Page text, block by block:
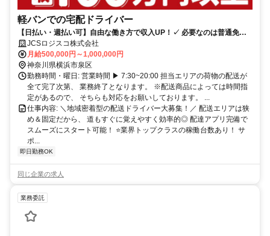
軽バンでの宅配ドライバー
【日払い・週払い可】自由な働き方で収入UP！✓ 必要なのは普通免許
だけ！未経験から月収100万円オーバー多数 ◎高月収！社宅あり
JCSロジスコ株式会社
月給500,000円～1,000,000円
神奈川県横浜市泉区
勤務時間・曜日: 営業時間 ▶ 7:30~20:00 担当エリアの荷物の配送が
全て完了次第、 業務終了となります。 ※配送商品によっては時間指
定があるので、 そちらも対応をお願いしております。 ...
仕事内容: ＼地域密着型の配送ドライバー大募集！／ 配送エリアは狭
め＆固定だから、 道もすぐに覚えやすく効率的◎ 配達アプリ完備で
スムーズにスタート可能！ ⭐業界トップクラスの稼働台数あり！ サ
ポ...
即日勤務OK
同じ企業の求人
業務委託